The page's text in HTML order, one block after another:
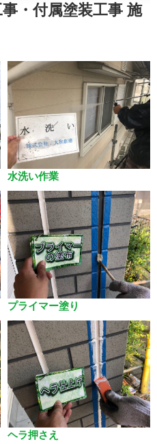
・付属塗装工事 施
水洗い作業
プライマー塗り
ヘラ押さえ